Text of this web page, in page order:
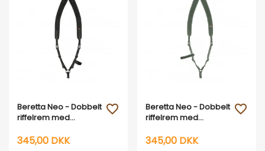
Vis her
Beretta Neo - Dobbelt
riffelrem med
345,00 DKK
favorite_outline
Vis her
Beretta Neo - Dobbelt
riffelrem med
345,00 DKK
favorite_outline